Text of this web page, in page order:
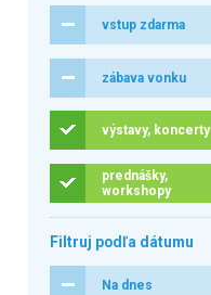
vstup zdarma
zábava vonku
výstavy, koncerty
prednášky,
workshopy
Filtruj podľa dátumu
Na dnes